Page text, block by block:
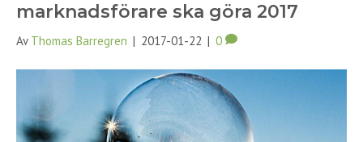
marknadsförare ska göra 2017
Av Thomas Barregren | 2017-01-22 | 0